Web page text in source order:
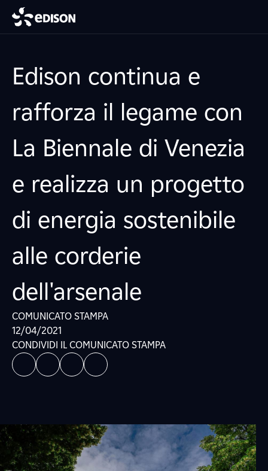
Edison continua e
rafforza il legame con
La Biennale di Venezia
e realizza un progetto
di energia sostenibile
alle corderie
dell'arsenale
COMUNICATO STAMPA
12/04/2021
CONDIVIDI IL COMUNICATO STAMPA